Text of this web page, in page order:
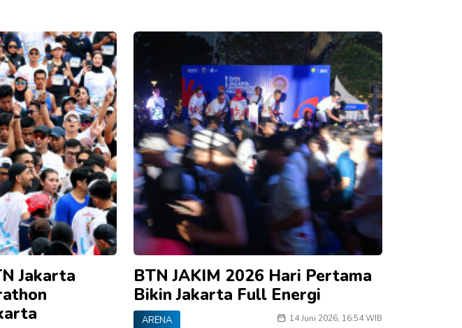
Jakarta
BTN JAKIM 2026 Hari Pertama
Bikin Jakarta Full Energi
ARENA 14 Juni 2026, 16:54 WIB